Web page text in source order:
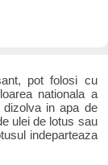
pot folosi cu
nationala a
in apa de
ulei de lotus sau
indeparteaza